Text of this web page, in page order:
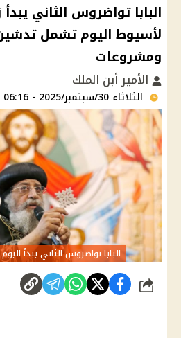
البابا تواضروس الثاني
لأسيوط اليوم تشمل
ومشروعات
الأمير أبن الملك
الثلاثاء 30/سبتمبر/2025 - 06:16 م
البابا تواضروس الثاني يبدأ
شارك